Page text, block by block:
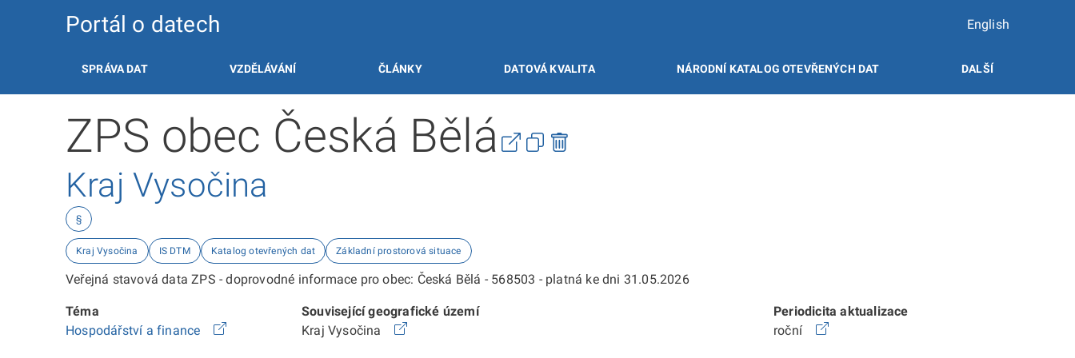
Portál o datech English
SPRÁVA DAT VZDĚLÁVÁNÍ ČLÁNKY DATOVÁ KVALITA NÁRODNÍ KATALOG OTEVŘENÝCH DAT DALŠÍ
ZPS obec Česká Bělá
Kraj Vysočina
§
Kraj Vysočina IS DTM Katalog otevřených dat Základní prostorová situace
Veřejná stavová data ZPS - doprovodné informace pro obec: Česká Bělá - 568503 - platná ke dni 31.05.2026
Téma
Hospodářství a finance
Související geografické území
Kraj Vysočina
Periodicita aktualizace
roční